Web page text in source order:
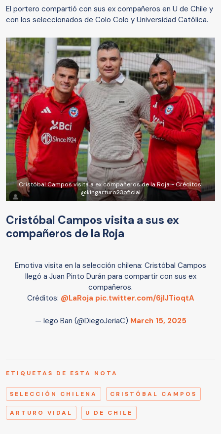
El portero compartió con sus ex compañeros en U de Chile y
con los seleccionados de Colo Colo y Universidad Católica.
Cristóbal Campos visita a ex compañeros de la Roja - Créditos:
@kingarturo23oficial
Cristóbal Campos visita a sus ex
compañeros de la Roja
Emotiva visita en la selección chilena: Cristóbal Campos
llegó a Juan Pinto Durán para compartir con sus ex
compañeros.
Créditos: @LaRoja pic.twitter.com/6jIJTioqtA
— Iego Ban (@DiegoJeriaC) March 15, 2025
ETIQUETAS DE ESTA NOTA
SELECCIÓN CHILENA CRISTÓBAL CAMPOS
ARTURO VIDAL U DE CHILE